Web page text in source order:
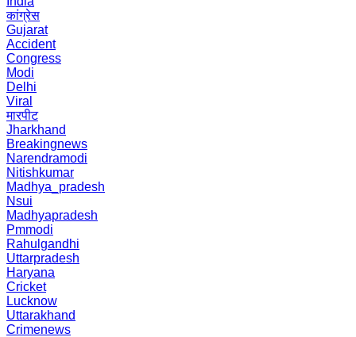
कांग्रेस
Gujarat
Accident
Congress
Modi
Delhi
Viral
मारपीट
Jharkhand
Breakingnews
Narendramodi
Nitishkumar
Madhya_pradesh
Nsui
Madhyapradesh
Pmmodi
Rahulgandhi
Uttarpradesh
Haryana
Cricket
Lucknow
Uttarakhand
Crimenews